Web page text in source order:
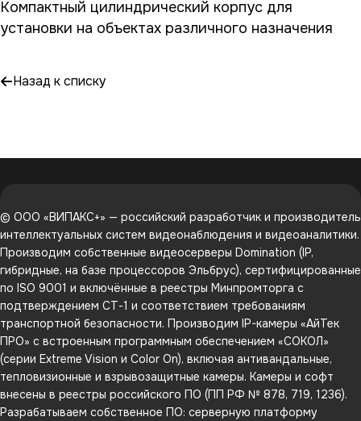
Компактный цилиндрический корпус для
установки на объектах различного назначения
Назад к списку
© ООО «ВИПАКС+» — российский разработчик и производитель
интеллектуальных систем видеонаблюдения и видеоаналитики.
Производим собственные видеосерверы Domination (IP,
гибридные, на базе процессоров Эльбрус), сертифицированные
по ISO 9001 и включённые в реестры Минпромторга с
подтверждением СТ-1 и соответствием требованиям
транспортной безопасности. Производим IP-камеры «АйТек
ПРО» с встроенным программным обеспечением «СОКОЛ»
(серии Extreme Vision и Color On), включая антивандальные,
тепловизионные и взрывозащитные камеры. Камеры и софт
внесены в реестры российского ПО (ПП РФ № 878, 719, 1236).
Разрабатываем собственное ПО: серверную платформу